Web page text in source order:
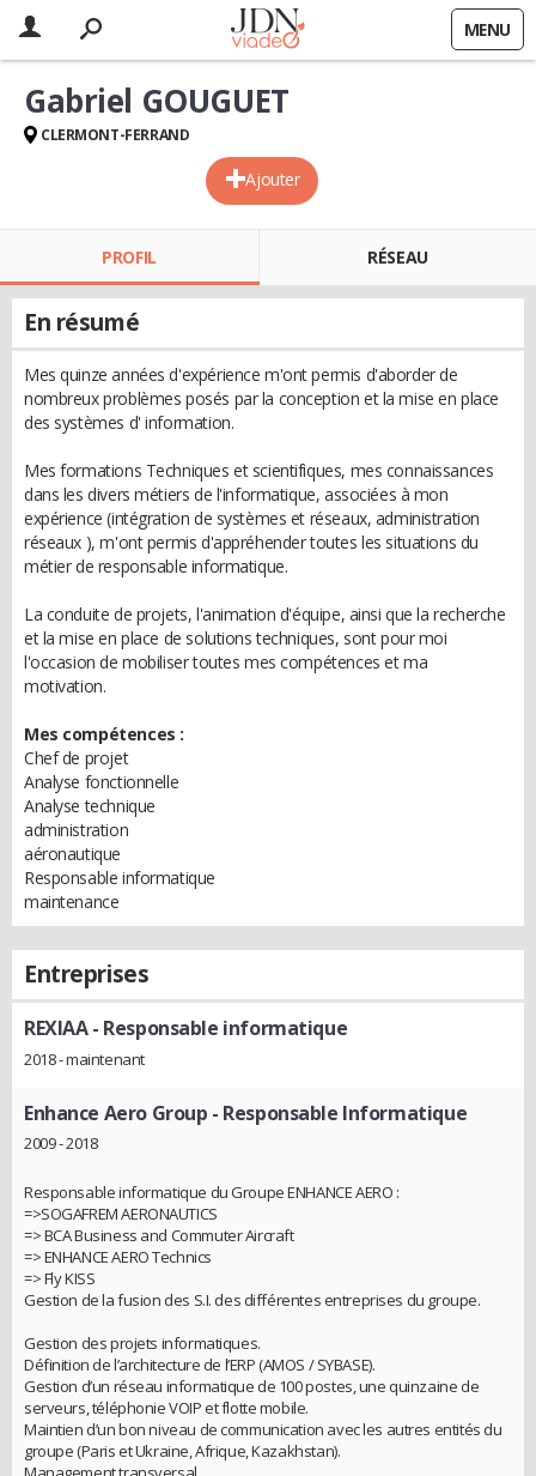
MENU
Ajouter
Gabriel GOUGUET
CLERMONT-FERRAND
PROFIL RÉSEAU
En résumé
Mes quinze années d'expérience m'ont permis d'aborder de
nombreux problèmes posés par la conception et la mise en place
des systèmes d' information.
Mes formations Techniques et scientifiques, mes connaissances
dans les divers métiers de l'informatique, associées à mon
expérience (intégration de systèmes et réseaux, administration
réseaux ), m'ont permis d'appréhender toutes les situations du
métier de responsable informatique.
La conduite de projets, l'animation d'équipe, ainsi que la recherche
et la mise en place de solutions techniques, sont pour moi
l'occasion de mobiliser toutes mes compétences et ma
motivation.
Mes compétences :
Chef de projet
Analyse fonctionnelle
Analyse technique
administration
aéronautique
Responsable informatique
maintenance
Entreprises
REXIAA- Responsable informatique
2018 - maintenant
Enhance Aero Group - Responsable Informatique
2009 - 2018
Responsable informatique du Groupe ENHANCE AERO :
=>SOGAFREM AERONAUTICS
=> BCA Business and Commuter Aircraft
=> ENHANCE AERO Technics
=> Fly KISS
Gestion de la fusion des S.I. des différentes entreprises du groupe.
Gestion des projets informatiques.
Définition de l’architecture de l’ERP (AMOS / SYBASE).
Gestion d’un réseau informatique de 100 postes, une quinzaine de
serveurs, téléphonie VOIP et flotte mobile.
Maintien d’un bon niveau de communication avec les autres entités du
groupe (Paris et Ukraine, Afrique, Kazakhstan).